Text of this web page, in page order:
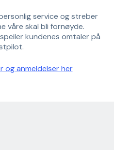
service og streber
våre skal bli fornøyde.
kundenes omtaler på
og anmeldelser her